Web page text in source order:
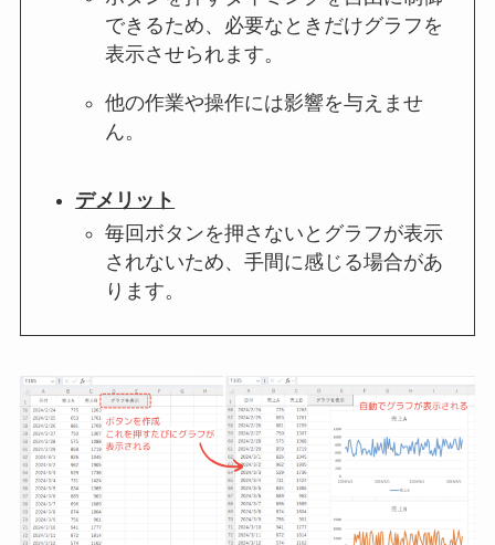
できるため、必要なときだけグラフを
表示させられます。
他の作業や操作には影響を与えませ
ん。
デメリット
毎回ボタンを押さないとグラフが表示
されないため、手間に感じる場合があ
ります。